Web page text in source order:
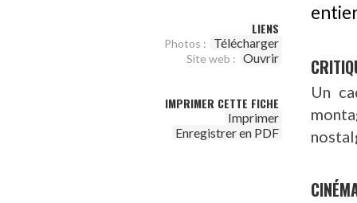
LIENS
Photos : Télécharger
Site web : Ouvrir
IMPRIMER CETTE FICHE
Imprimer
Enregistrer en PDF
Un